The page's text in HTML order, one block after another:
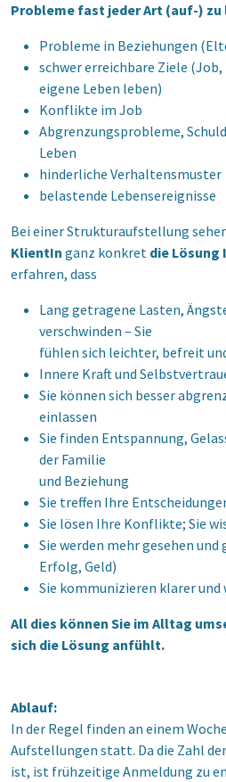
Probleme fast jeder Art (auf-) zu
Probleme in Beziehungen
schwer erreichbare Ziele
eigene Leben leben)
Konflikte im Job
Abgrenzungsprobleme,
Leben
hinderliche Verhaltensmuster
belastende Lebensereignisse
Bei einer Strukturaufstellung
KlientIn ganz konkret die Lösung
erfahren, dass
Lang getragene Lasten,
verschwinden – Sie
fühlen sich leichter, befreit
Innere Kraft und
Sie können sich besser
einlassen
Sie finden Entspannung,
der Familie
und Beziehung
Sie treffen Ihre
Sie lösen Ihre Konflikte; Sie
Sie werden mehr gesehen
Erfolg, Geld)
Sie kommunizieren klarer und
All dies können Sie im Alltag
sich die Lösung anfühlt.
Ablauf:
In der Regel finden an einem
Aufstellungen statt. Da die Zahl
ist, ist frühzeitige Anmeldung zu